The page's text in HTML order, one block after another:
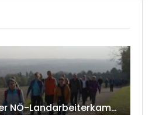
Wandertag der NÖ-Landarbeiterkammer in Hollabrunn 2024